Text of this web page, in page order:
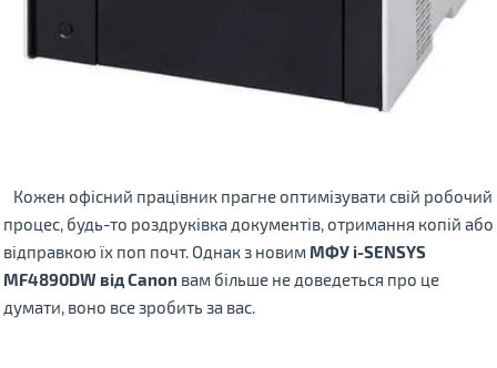
Кожен офісний працівник прагне оптимізувати свій робочий
процес, будь-то роздруківка документів, отримання копій або
відправкою їх поп почт. Однак з новим МФУ i-SENSYS
MF4890DW від Canon вам більше не доведеться про це
думати, воно все зробить за вас.